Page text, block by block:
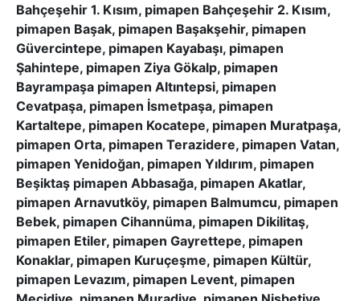
Bahçeşehir 1. Kısım, pimapen Bahçeşehir 2. Kısım,
pimapen Başak, pimapen Başakşehir, pimapen
Güvercintepe, pimapen Kayabaşı, pimapen
Şahintepe, pimapen Ziya Gökalp, pimapen
Bayrampaşa pimapen Altıntepsi, pimapen
Cevatpaşa, pimapen İsmetpaşa, pimapen
Kartaltepe, pimapen Kocatepe, pimapen Muratpaşa,
pimapen Orta, pimapen Terazidere, pimapen Vatan,
pimapen Yenidoğan, pimapen Yıldırım, pimapen
Beşiktaş pimapen Abbasağa, pimapen Akatlar,
pimapen Arnavutköy, pimapen Balmumcu, pimapen
Bebek, pimapen Cihannüma, pimapen Dikilitaş,
pimapen Etiler, pimapen Gayrettepe, pimapen
Konaklar, pimapen Kuruçeşme, pimapen Kültür,
pimapen Levazım, pimapen Levent, pimapen